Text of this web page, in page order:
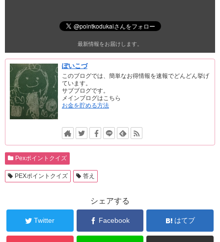
最新情報をお届けします。
ぽいこづ
このブログでは、簡単なお得情報を速報でどんどん挙げ
ています。
サブブログです。
メインブログはこちら
お金を貯める方法
Pexポイントクイズ
PEXポイントクイズ 答え
シェアする
Twitter Facebook はてブ